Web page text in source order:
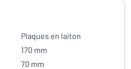
Plaques en laiton
170 mm
70 mm